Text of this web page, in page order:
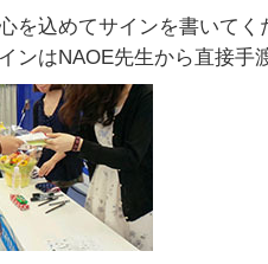
を込めてサインを書いてく
ンはNAOE先生から直接手